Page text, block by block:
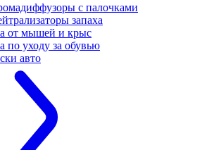
с палочками
запаха
от мышей и крыс
по уходу за обувью
авто